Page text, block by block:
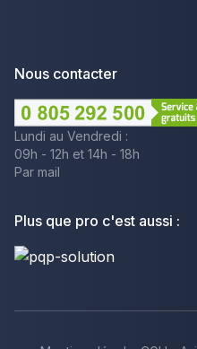
Nous contacter
Lundi au Vendredi :
09h - 12h et 14h - 18h
Par mail
Plus que pro c'est aussi :